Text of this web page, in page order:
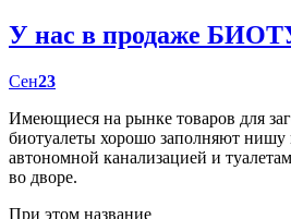
У нас в продаже
Сен23
Имеющиеся на рынке товаров для
биотуалеты хорошо заполняют нишу
автономной канализацией и
во дворе.
При этом название